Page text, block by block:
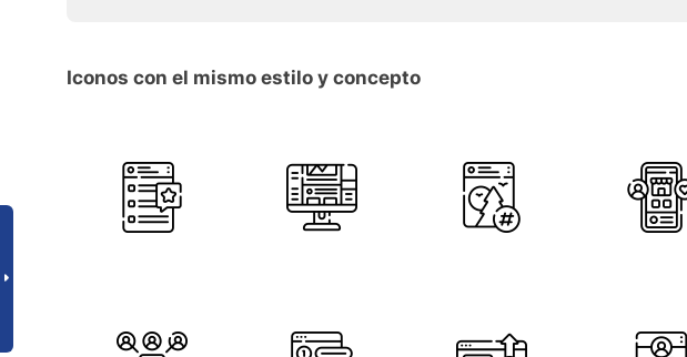
Iconos con el mismo estilo y concepto